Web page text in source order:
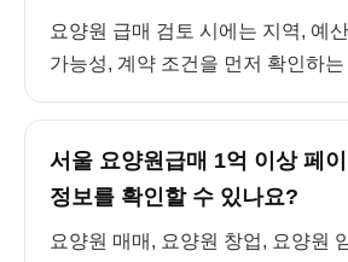
요양원 급매 검토 시에는 지역, 예
가능성, 계약 조건을 먼저 확인하
서울 요양원급매 1억 이상 페
정보를 확인할 수 있나요?
요양원 매매, 요양원 창업, 요양원